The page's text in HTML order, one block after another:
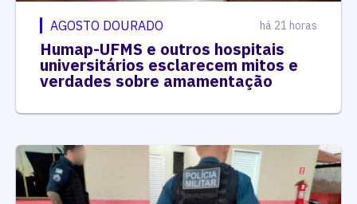
AGOSTO DOURADO há 21 horas
Humap-UFMS e outros hospitais
universitários esclarecem mitos e
verdades sobre amamentação